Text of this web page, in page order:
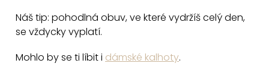
Náš tip: pohodlná obuv, ve které vydržíš celý den,
se vždycky vyplatí.
Mohlo by se ti líbit i dámské kalhoty.